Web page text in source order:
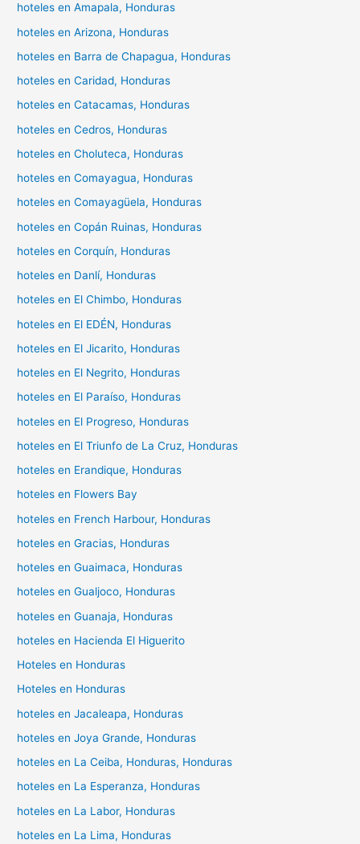
hoteles en Amapala, Honduras
hoteles en Arizona, Honduras
hoteles en Barra de Chapagua, Honduras
hoteles en Caridad, Honduras
hoteles en Catacamas, Honduras
hoteles en Cedros, Honduras
hoteles en Choluteca, Honduras
hoteles en Comayagua, Honduras
hoteles en Comayagüela, Honduras
hoteles en Copán Ruinas, Honduras
hoteles en Corquín, Honduras
hoteles en Danlí, Honduras
hoteles en El Chimbo, Honduras
hoteles en El EDÉN, Honduras
hoteles en El Jicarito, Honduras
hoteles en El Negrito, Honduras
hoteles en El Paraíso, Honduras
hoteles en El Progreso, Honduras
hoteles en El Triunfo de La Cruz, Honduras
hoteles en Erandique, Honduras
hoteles en Flowers Bay
hoteles en French Harbour, Honduras
hoteles en Gracias, Honduras
hoteles en Guaimaca, Honduras
hoteles en Gualjoco, Honduras
hoteles en Guanaja, Honduras
hoteles en Hacienda El Higuerito
Hoteles en Honduras
Hoteles en Honduras
hoteles en Jacaleapa, Honduras
hoteles en Joya Grande, Honduras
hoteles en La Ceiba, Honduras, Honduras
hoteles en La Esperanza, Honduras
hoteles en La Labor, Honduras
hoteles en La Lima, Honduras